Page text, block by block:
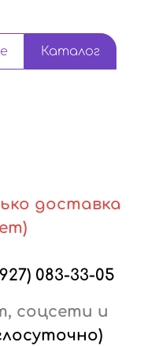
Каталог
доставка
083-33-05
соцсети и